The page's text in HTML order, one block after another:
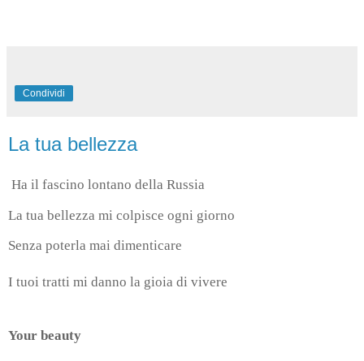
Condividi
La tua bellezza
Ha il fascino lontano della Russia
La tua bellezza mi colpisce ogni giorno
Senza poterla mai dimenticare
I tuoi tratti mi danno la gioia di vivere
Your beauty